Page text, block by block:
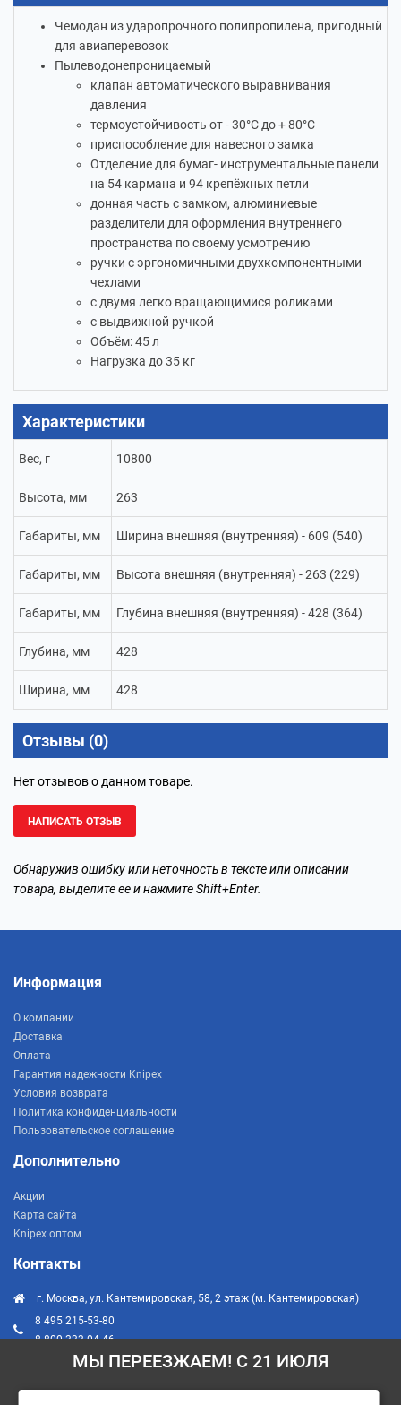
Чемодан из ударопрочного полипропилена, пригодный
для авиаперевозок
Пылеводонепроницаемый
клапан автоматического выравнивания
давления
термоустойчивость от - 30°C до + 80°C
приспособление для навесного замка
Отделение для бумаг- инструментальные панели
на 54 кармана и 94 крепёжных петли
донная часть с замком, алюминиевые
разделители для оформления внутреннего
пространства по своему усмотрению
ручки с эргономичными двухкомпонентными
чехлами
с двумя легко вращающимися роликами
с выдвижной ручкой
Объём: 45 л
Нагрузка до 35 кг
Характеристики
Вес, г 10800
Высота, мм 263
Габариты, мм Ширина внешняя (внутренняя) - 609 (540)
Габариты, мм Высота внешняя (внутренняя) - 263 (229)
Габариты, мм Глубина внешняя (внутренняя) - 428 (364)
Глубина, мм 428
Ширина, мм 428
Отзывы (0)
Нет отзывов о данном товаре.
НАПИСАТЬ ОТЗЫВ
Обнаружив ошибку или неточность в тексте или описании
товара, выделите ее и нажмите Shift+Enter.
МЫ ПЕРЕЕЗЖАЕМ! С 21 ИЮЛЯ
Информация
О компании
Доставка
Оплата
Гарантия надежности Knipex
Условия возврата
Политика конфиденциальности
Пользовательское соглашение
Дополнительно
Акции
Карта сайта
Knipex оптом
Контакты
г. Москва, ул. Кантемировская, 58, 2 этаж (м. Кантемировская)
8 495 215-53-80
8 800 333-04-46
info@knipex-russia.ru